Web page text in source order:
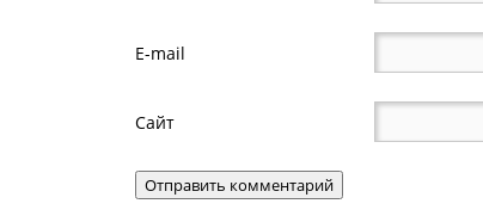
E-mail
Сайт